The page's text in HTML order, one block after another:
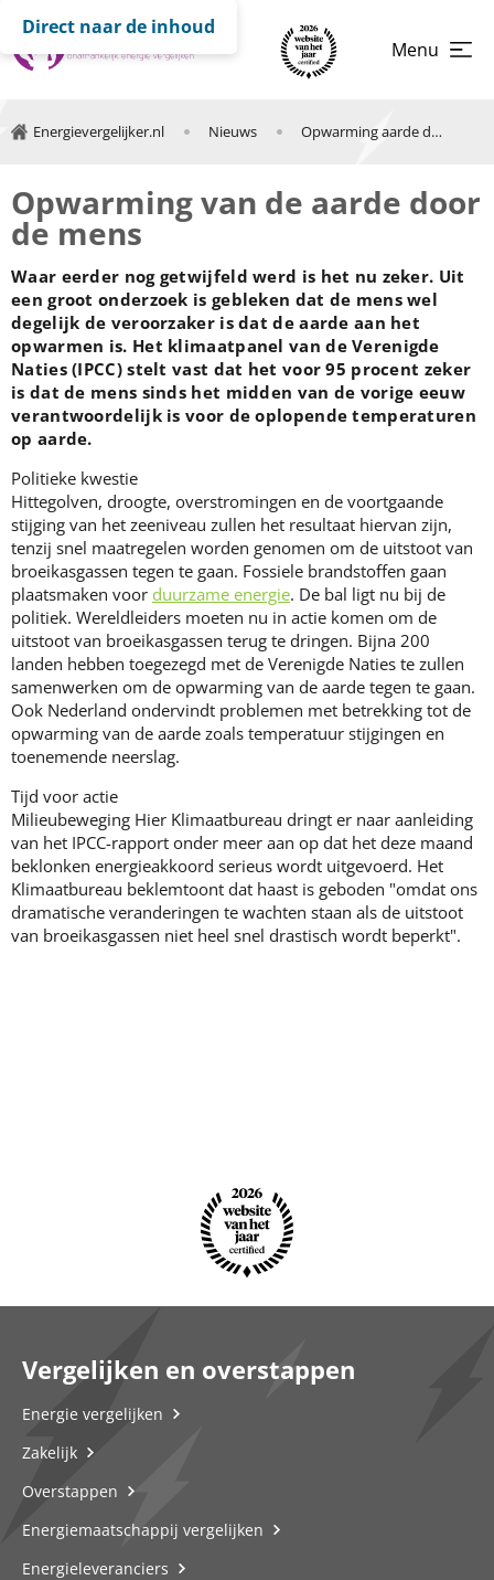
Direct naar de inhoud
Menu
Energievergelijker.nl Nieuws Opwarming aarde door mens
Opwarming van de aarde door
de mens
Waar eerder nog getwijfeld werd is het nu zeker. Uit
een groot onderzoek is gebleken dat de mens wel
degelijk de veroorzaker is dat de aarde aan het
opwarmen is. Het klimaatpanel van de Verenigde
Naties (IPCC) stelt vast dat het voor 95 procent zeker
is dat de mens sinds het midden van de vorige eeuw
verantwoordelijk is voor de oplopende temperaturen
op aarde.
Politieke kwestie
Hittegolven, droogte, overstromingen en de voortgaande
stijging van het zeeniveau zullen het resultaat hiervan zijn,
tenzij snel maatregelen worden genomen om de uitstoot van
broeikasgassen tegen te gaan. Fossiele brandstoffen gaan
plaatsmaken voor duurzame energie. De bal ligt nu bij de
politiek. Wereldleiders moeten nu in actie komen om de
uitstoot van broeikasgassen terug te dringen. Bijna 200
landen hebben toegezegd met de Verenigde Naties te zullen
samenwerken om de opwarming van de aarde tegen te gaan.
Ook Nederland ondervindt problemen met betrekking tot de
opwarming van de aarde zoals temperatuur stijgingen en
toenemende neerslag.
Tijd voor actie
Milieubeweging Hier Klimaatbureau dringt er naar aanleiding
van het IPCC-rapport onder meer aan op dat het deze maand
beklonken energieakkoord serieus wordt uitgevoerd. Het
Klimaatbureau beklemtoont dat haast is geboden "omdat ons
dramatische veranderingen te wachten staan als de uitstoot
van broeikasgassen niet heel snel drastisch wordt beperkt".
Vergelijken en overstappen
Energie vergelijken
Zakelijk
Overstappen
Energiemaatschappij vergelijken
Energieleveranciers